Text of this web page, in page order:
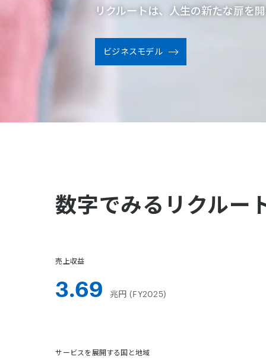
リクルートは、人生の新たな扉を
ビジネスモデル
数字でみるリクルー
売上収益
3.69 兆円 (FY2025)
サービスを展開する国と地域